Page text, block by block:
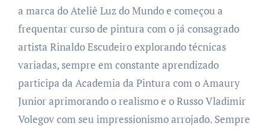
a marca do Ateliê Luz do Mundo e começou a
frequentar curso de pintura com o já consagrado
artista Rinaldo Escudeiro explorando técnicas
variadas, sempre em constante aprendizado
participa da Academia da Pintura com o Amaury
Junior aprimorando o realismo e o Russo Vladimir
Volegov com seu impressionismo arrojado. Sempre